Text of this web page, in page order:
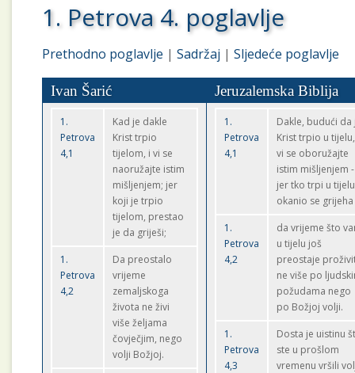
1. Petrova 4. poglavlje
Prethodno poglavlje |Sadržaj |Sljedeće poglavlje
Ivan Šarić Jeruzalemska Biblija
1.
Petrova
4,1
Kad je dakle
Krist trpio
tijelom, i vi se
naoružajte istim
mišljenjem; jer
koji je trpio
tijelom, prestao
je da griješi;
1.
Petrova
4,2
Da preostalo
vrijeme
zemaljskoga
života ne živi
više željama
čovječjim, nego
volji Božjoj.
1.
Petrova
4,1
Dakle, budući da
Krist trpio u
vi se oboružajte
istim mišljenjem -
jer tko trpi u tijelu
okanio se
1.
Petrova
4,2
da vrijeme što
u tijelu još
preostaje
ne više po
požudama nego
po Božjoj volji.
1.
Petrova
4,3
Dosta je uistinu
ste u prošlom
vremenu vršili